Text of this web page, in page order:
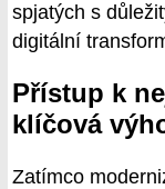
spjatých s
digitální
Přístup k
klíčová
Zatímco